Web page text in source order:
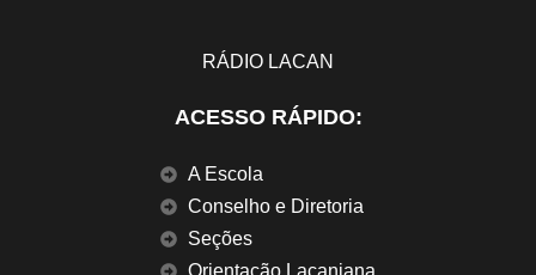
RÁDIO LACAN
ACESSO RÁPIDO:
A Escola
Conselho e Diretoria
Seções